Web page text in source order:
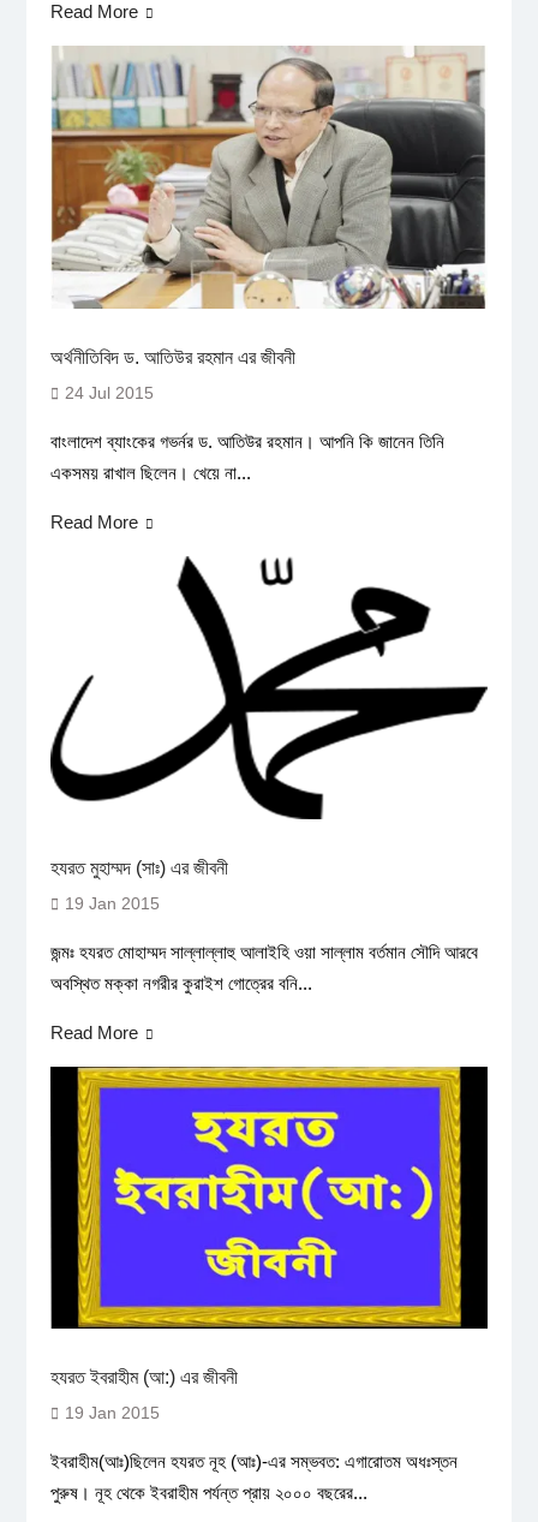
Read More
অর্থনীতিবিদ ড. আতিউর রহমান এর জীবনী
24 Jul 2015
বাংলাদেশ ব্যাংকের গভর্নর ড. আতিউর রহমান। আপনি কি জানেন তিনি
একসময় রাখাল ছিলেন। খেয়ে না...
Read More
হযরত মুহাম্মদ (সাঃ) এর জীবনী
19 Jan 2015
জন্মঃ হযরত মোহাম্মদ সাল্লাল্লাহু আলাইহি ওয়া সাল্লাম বর্তমান সৌদি আরবে
অবস্থিত মক্কা নগরীর কুরাইশ গোত্রের বনি...
Read More
হযরত ইবরাহীম (আ:) এর জীবনী
19 Jan 2015
ইবরাহীম(আঃ)ছিলেন হযরত নূহ (আঃ)-এর সম্ভবত: এগারোতম অধঃস্তন
পুরুষ। নূহ থেকে ইবরাহীম পর্যন্ত প্রায় ২০০০ বছরের...